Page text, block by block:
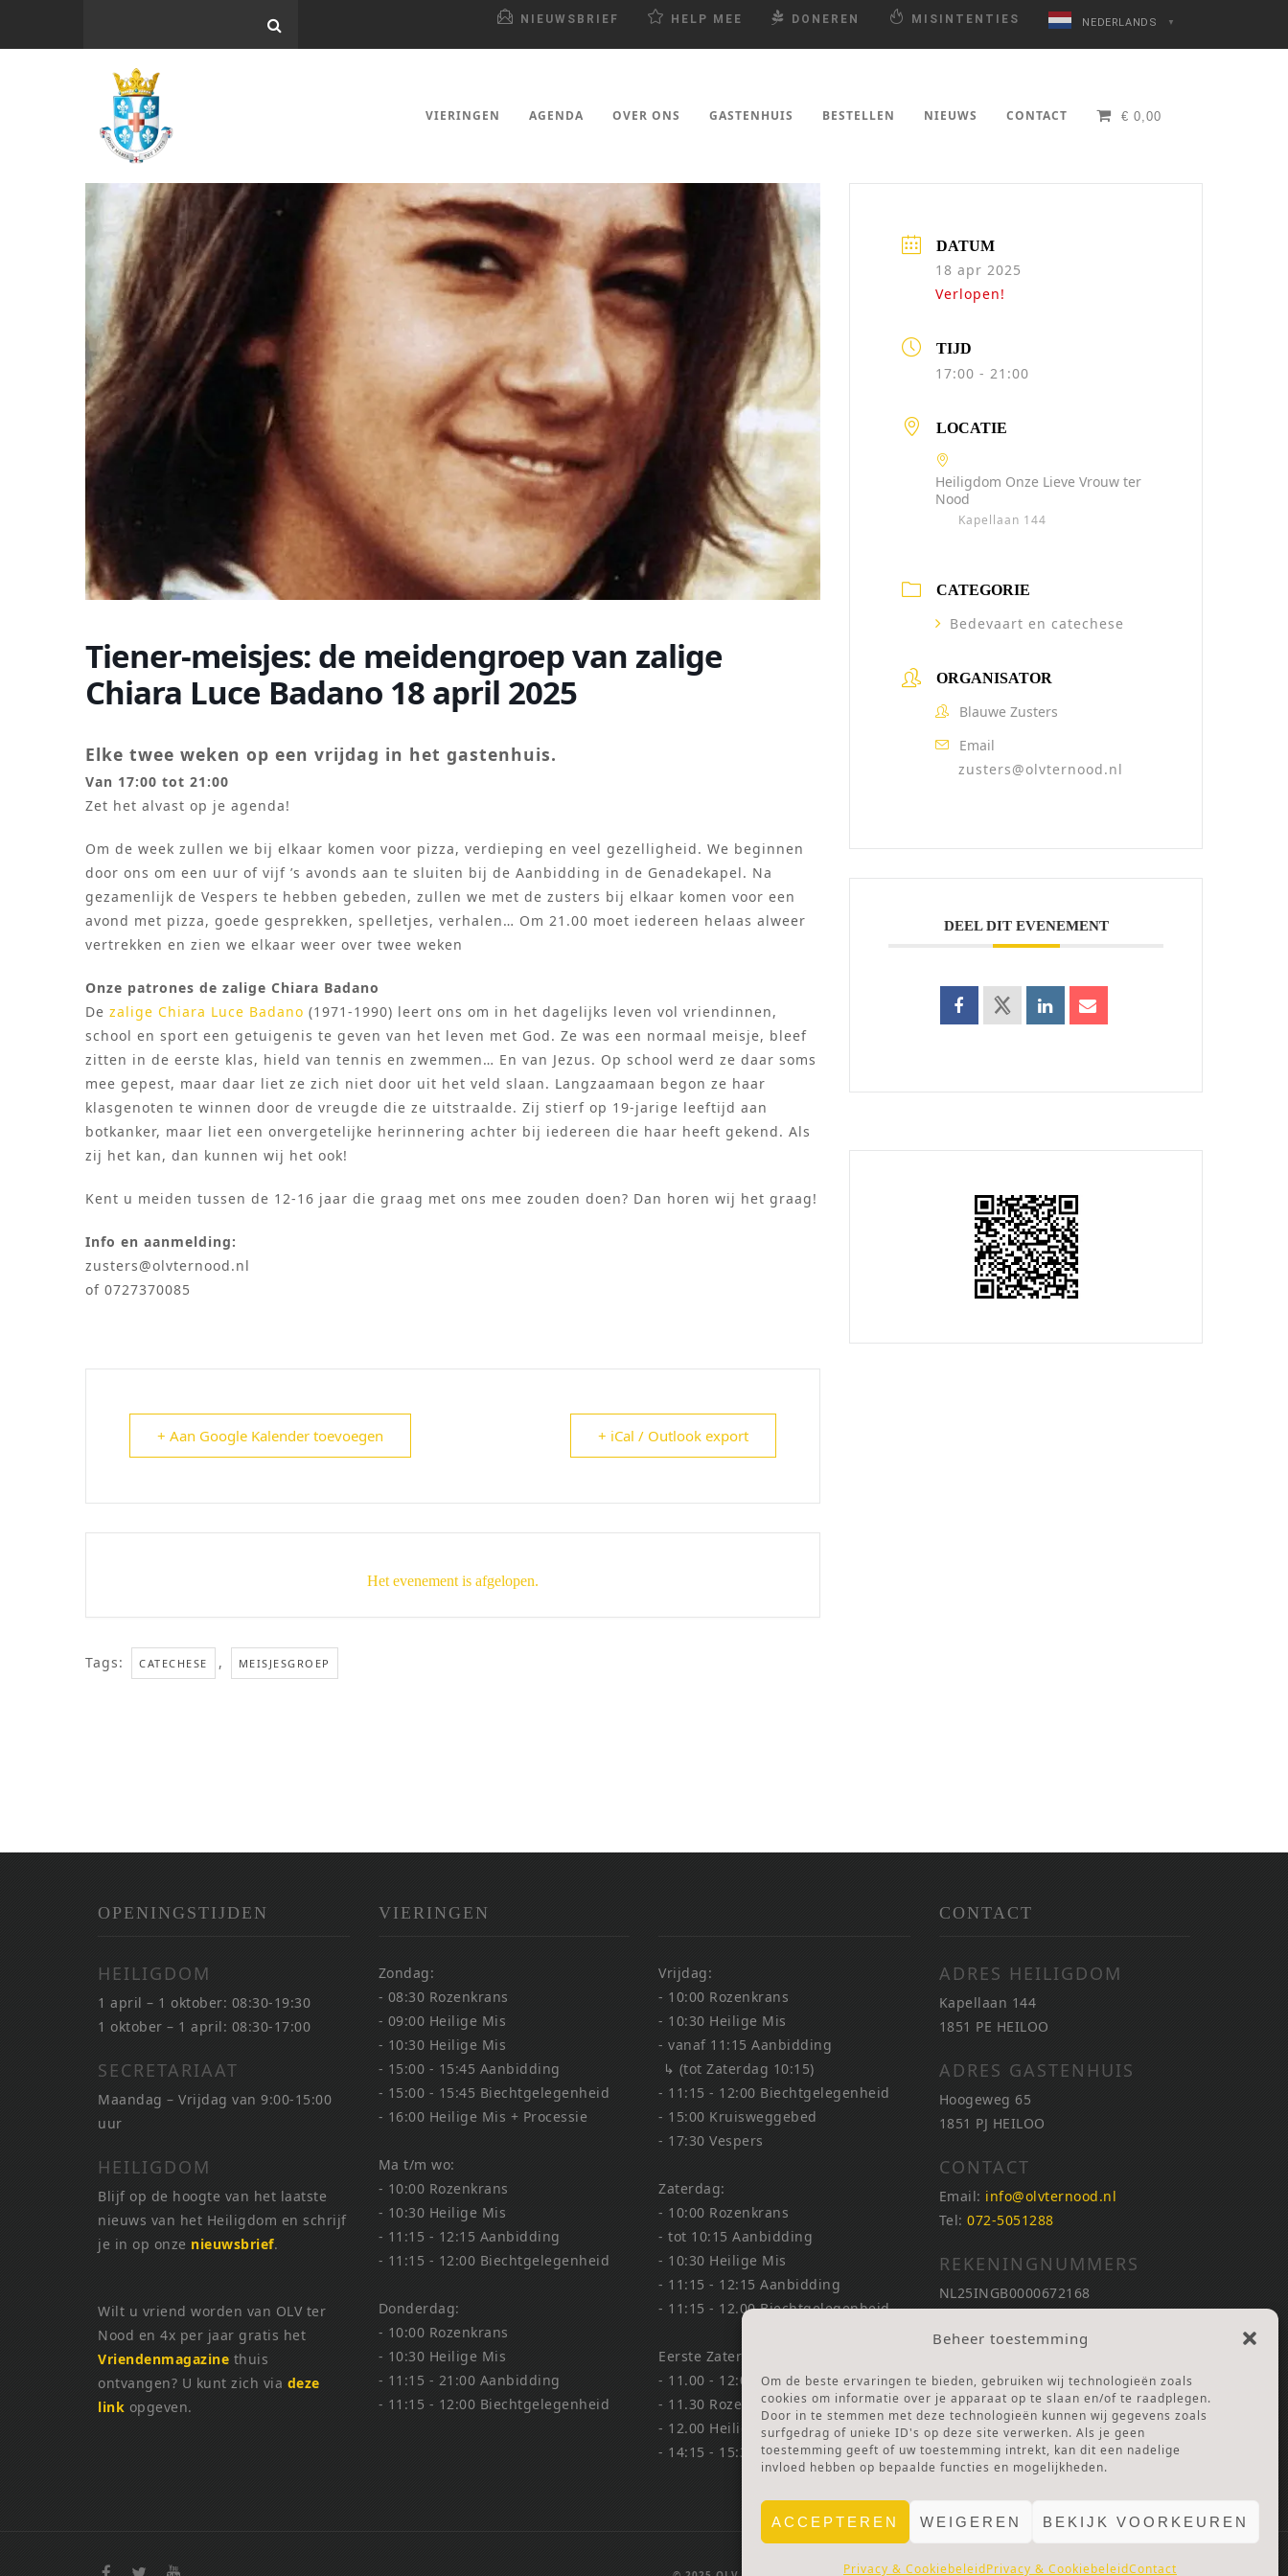
Beheer toestemming
Om de beste ervaringen te bieden, gebruiken wij technologieën zoals
cookies om informatie over je apparaat op te slaan en/of te raadplegen.
Door in te stemmen met deze technologieën kunnen wij gegevens zoals
surfgedrag of unieke ID's op deze site verwerken. Als je geen
toestemming geeft of uw toestemming intrekt, kan dit een nadelige
invloed hebben op bepaalde functies en mogelijkheden.
ACCEPTEREN WEIGEREN BEKIJK VOORKEUREN
Privacy & CookiebeleidPrivacy & CookiebeleidContact
NIEUWSBRIEF HELP MEE DONEREN MISINTENTIES NEDERLANDS ▼
VIERINGEN AGENDA OVER ONS GASTENHUIS BESTELLEN NIEUWS CONTACT € 0,00
Tiener-meisjes: de meidengroep van zalige
Chiara Luce Badano 18 april 2025
Elke twee weken op een vrijdag in het gastenhuis.
Van 17:00 tot 21:00
Zet het alvast op je agenda!
Om de week zullen we bij elkaar komen voor pizza, verdieping en veel gezelligheid. We beginnen
door ons om een uur of vijf ’s avonds aan te sluiten bij de Aanbidding in de Genadekapel. Na
gezamenlijk de Vespers te hebben gebeden, zullen we met de zusters bij elkaar komen voor een
avond met pizza, goede gesprekken, spelletjes, verhalen… Om 21.00 moet iedereen helaas alweer
vertrekken en zien we elkaar weer over twee weken
Onze patrones de zalige Chiara Badano
De zalige Chiara Luce Badano (1971-1990) leert ons om in het dagelijks leven vol vriendinnen,
school en sport een getuigenis te geven van het leven met God. Ze was een normaal meisje, bleef
zitten in de eerste klas, hield van tennis en zwemmen… En van Jezus. Op school werd ze daar soms
mee gepest, maar daar liet ze zich niet door uit het veld slaan. Langzaamaan begon ze haar
klasgenoten te winnen door de vreugde die ze uitstraalde. Zij stierf op 19-jarige leeftijd aan
botkanker, maar liet een onvergetelijke herinnering achter bij iedereen die haar heeft gekend. Als
zij het kan, dan kunnen wij het ook!
Kent u meiden tussen de 12-16 jaar die graag met ons mee zouden doen? Dan horen wij het graag!
Info en aanmelding:
zusters@olvternood.nl
of 0727370085
+ Aan Google Kalender toevoegen + iCal / Outlook export
Het evenement is afgelopen.
Tags: CATECHESE , MEISJESGROEP
DATUM
18 apr 2025
Verlopen!
TIJD
17:00 - 21:00
LOCATIE
Heiligdom Onze Lieve Vrouw ter
Nood
Kapellaan 144
CATEGORIE
Bedevaart en catechese
ORGANISATOR
Blauwe Zusters
Email
zusters@olvternood.nl
DEEL DIT EVENEMENT
OPENINGSTIJDEN
HEILIGDOM
1 april – 1 oktober: 08:30-19:30
1 oktober – 1 april: 08:30-17:00
SECRETARIAAT
Maandag – Vrijdag van 9:00-15:00
uur
HEILIGDOM
Blijf op de hoogte van het laatste
nieuws van het Heiligdom en schrijf
je in op onze nieuwsbrief.
Wilt u vriend worden van OLV ter
Nood en 4x per jaar gratis het
Vriendenmagazine thuis
ontvangen? U kunt zich via deze
link opgeven.
VIERINGEN
Zondag:
- 08:30 Rozenkrans
- 09:00 Heilige Mis
- 10:30 Heilige Mis
- 15:00 - 15:45 Aanbidding
- 15:00 - 15:45 Biechtgelegenheid
- 16:00 Heilige Mis + Processie
Ma t/m wo:
- 10:00 Rozenkrans
- 10:30 Heilige Mis
- 11:15 - 12:15 Aanbidding
- 11:15 - 12:00 Biechtgelegenheid
Donderdag:
- 10:00 Rozenkrans
- 10:30 Heilige Mis
- 11:15 - 21:00 Aanbidding
- 11:15 - 12:00 Biechtgelegenheid
Vrijdag:
- 10:00 Rozenkrans
- 10:30 Heilige Mis
- vanaf 11:15 Aanbidding
↳ (tot Zaterdag 10:15)
- 11:15 - 12:00 Biechtgelegenheid
- 15:00 Kruisweggebed
- 17:30 Vespers
Zaterdag:
- 10:00 Rozenkrans
- tot 10:15 Aanbidding
- 10:30 Heilige Mis
- 11:15 - 12:15 Aanbidding
- 11:15 - 12.00 Biechtgelegenheid
Eerste Zaterdag Bedevaart:
- 11.00 - 12:00 Biechtgelegenheid
- 11.30 Rozenkrans
- 12.00 Heilige Mis
- 14:15 - 15:30 Aanbidding & Lof
CONTACT
ADRES HEILIGDOM
Kapellaan 144
1851 PE HEILOO
ADRES GASTENHUIS
Hoogeweg 65
1851 PJ HEILOO
CONTACT
Email: info@olvternood.nl
Tel: 072-5051288
REKENINGNUMMERS
NL25INGB0000672168
Ga naar Doneren
ANBI Stichting
RSIN nummer:002832987